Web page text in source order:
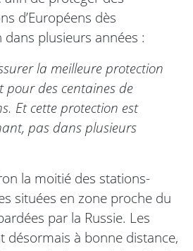
d’Européens dès
dans plusieurs années :
la meilleure protection
pour des centaines de
Et cette protection est
pas dans plusieurs
la moitié des stations-
situées en zone proche du
par la Russie. Les
désormais à bonne distance,